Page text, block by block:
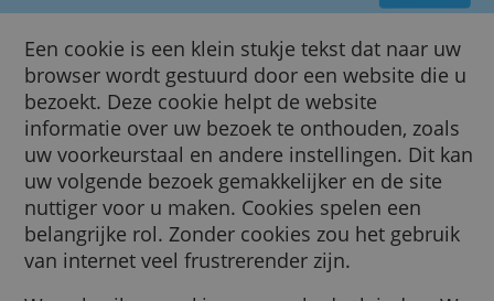
Een cookie is een klein stukje tekst dat naar
browser wordt gestuurd door een website
bezoekt. Deze cookie helpt de website
informatie over uw bezoek te onthouden,
uw voorkeurstaal en andere instellingen.
uw volgende bezoek gemakkelijker en de